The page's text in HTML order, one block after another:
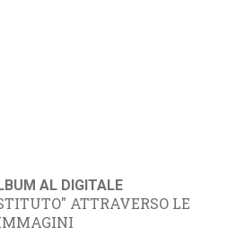
AL DIGITALE
ATTRAVERSO LE